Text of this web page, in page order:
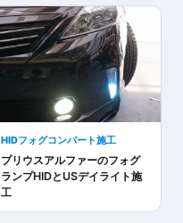
HIDフォグコンバート施工
プリウスアルファーのフォグ
ランプHIDとUSデイライト施
工